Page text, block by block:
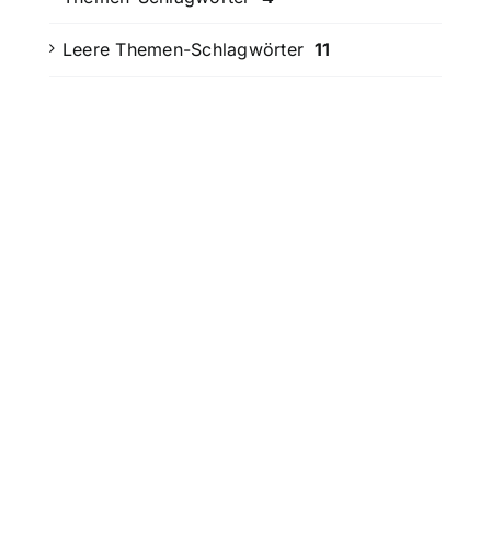
Leere Themen-Schlagwörter 11